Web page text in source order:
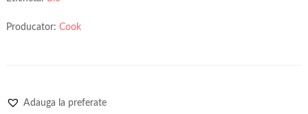
Producator: Cook
Adauga la preferate